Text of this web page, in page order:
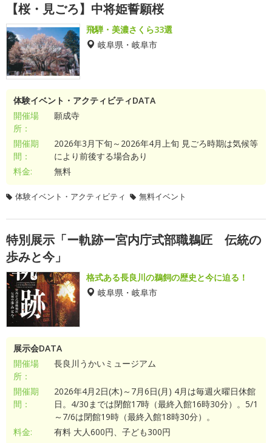
【桜・見ごろ】中将姫誓願桜
飛騨・美濃さくら33選
岐阜県・岐阜市
体験イベント・アクティビティDATA
開催場
所：
願成寺
開催期
間：
2026年3月下旬～2026年4月上旬 見ごろ時期は気候等
により前後する場合あり
料金:
無料
体験イベント・アクティビティ 無料イベント
特別展示「ー軌跡ー宮内庁式部職鵜匠 伝統の
歩みと今」
格式ある長良川の鵜飼の歴史と今に迫る！
岐阜県・岐阜市
展示会DATA
開催場
所：
長良川うかいミュージアム
開催期
間：
2026年4月2日(木)～7月6日(月) 4月は毎週火曜日休館
日。4/30までは閉館17時（最終入館16時30分）。5/1
～7/6は閉館19時（最終入館18時30分）。
料金:
有料 大人600円、子ども300円